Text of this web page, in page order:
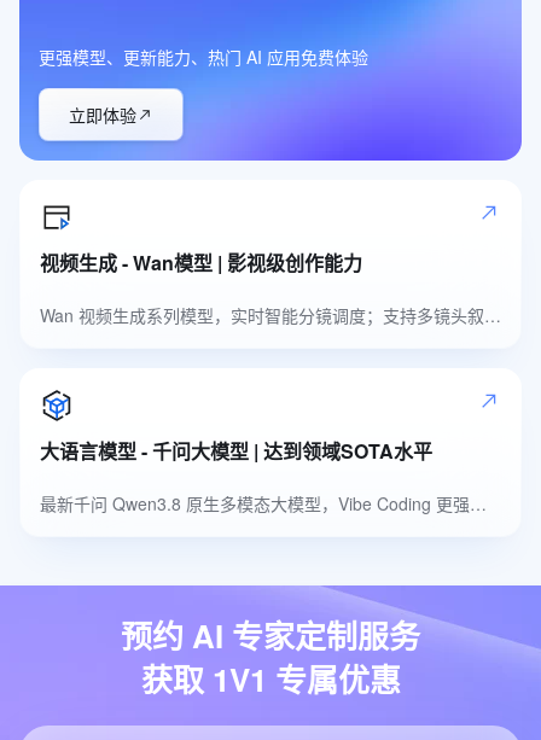
更强模型、更新能力、热门 AI 应用免费体验
立即体验
视频生成 - Wan模型 | 影视级创作能力
Wan 视频生成系列模型，实时智能分镜调度；支持多镜头叙事，自然高品质音色
大语言模型 - 千问大模型 | 达到领域SOTA水平
最新千问 Qwen3.8 原生多模态大模型，Vibe Coding 更强，多模态识别更准
预约 AI 专家定制服务
获取 1V1 专属优惠